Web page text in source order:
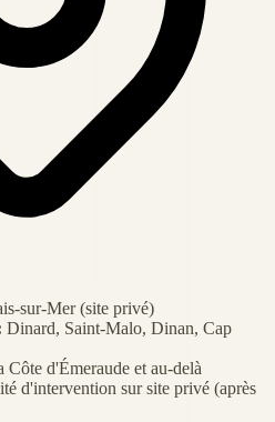
sur-Mer (site privé)
Dinard, Saint-Malo, Dinan, Cap
Côte d'Émeraude et au-delà
d'intervention sur site privé (après